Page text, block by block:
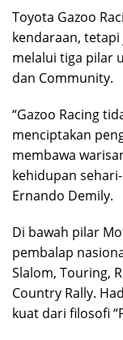
Toyota Gazoo
kendaraan,
melalui tiga pilar
dan Community.
“Gazoo Racing
menciptakan
membawa
kehidupan
Ernando Demily.
Di bawah pilar
pembalap
Slalom, Touring,
Country Rally.
kuat dari filosofi